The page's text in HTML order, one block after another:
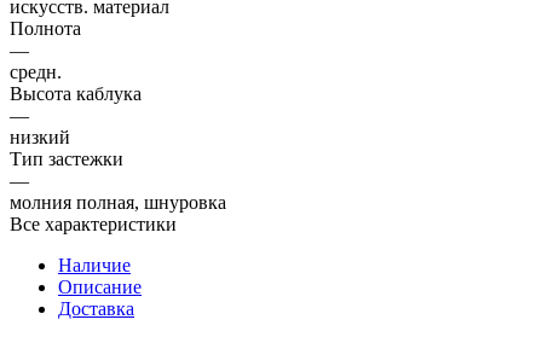
искусств. материал
Полнота
—
средн.
Высота каблука
—
низкий
Тип застежки
—
молния полная, шнуровка
Все характеристики
Наличие
Описание
Доставка